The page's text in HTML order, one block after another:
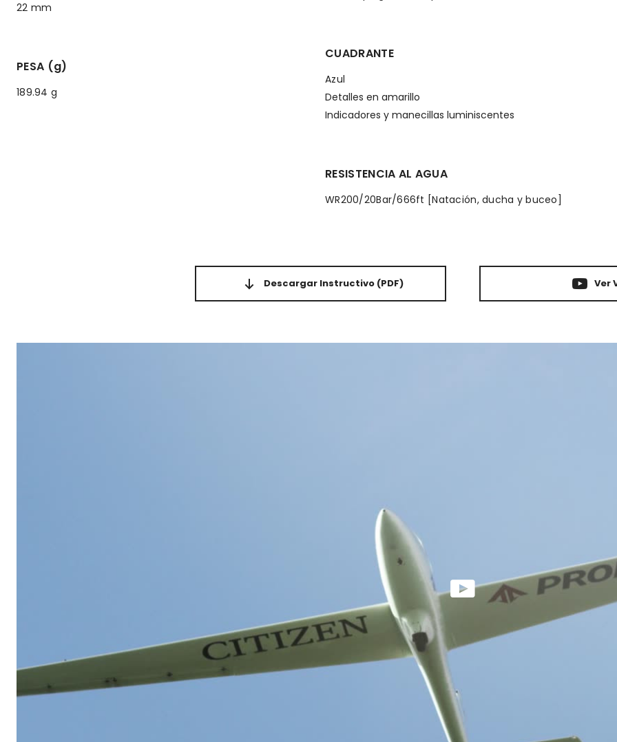
22 mm
PESA (g)
189.94 g
CUADRANTE
Azul
Detalles en amarillo
Indicadores y manecillas luminiscentes
RESISTENCIA AL AGUA
WR200/20Bar/666ft [Natación, ducha y buceo]
Descargar Instructivo (PDF) Ver